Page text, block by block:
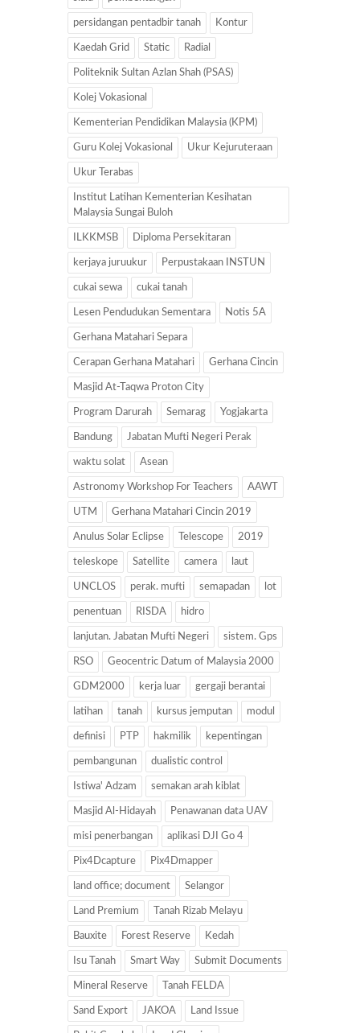
persidangan pentadbir tanah Kontur
Kaedah Grid Static Radial
Politeknik Sultan Azlan Shah (PSAS)
Kolej Vokasional
Kementerian Pendidikan Malaysia (KPM)
Guru Kolej Vokasional Ukur Kejuruteraan
Ukur Terabas
Institut Latihan Kementerian Kesihatan
Malaysia Sungai Buloh
ILKKMSB Diploma Persekitaran
kerjaya juruukur Perpustakaan INSTUN
cukai sewa cukai tanah
Lesen Pendudukan Sementara Notis 5A
Gerhana Matahari Separa
Cerapan Gerhana Matahari Gerhana Cincin
Masjid At-Taqwa Proton City
Program Darurah Semarag Yogjakarta
Bandung Jabatan Mufti Negeri Perak
waktu solat Asean
Astronomy Workshop For Teachers AAWT
UTM Gerhana Matahari Cincin 2019
Anulus Solar Eclipse Telescope 2019
teleskope Satellite camera laut
UNCLOS perak. mufti semapadan lot
penentuan RISDA hidro
lanjutan. Jabatan Mufti Negeri sistem. Gps
RSO Geocentric Datum of Malaysia 2000
GDM2000 kerja luar gergaji berantai
latihan tanah kursus jemputan modul
definisi PTP hakmilik kepentingan
pembangunan dualistic control
Istiwa' Adzam semakan arah kiblat
Masjid Al-Hidayah Penawanan data UAV
misi penerbangan aplikasi DJI Go 4
Pix4Dcapture Pix4Dmapper
land office; document Selangor
Land Premium Tanah Rizab Melayu
Bauxite Forest Reserve Kedah
Isu Tanah Smart Way Submit Documents
Mineral Reserve Tanah FELDA
Sand Export JAKOA Land Issue